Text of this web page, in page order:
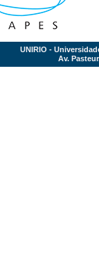
UNIRIO -
Av.